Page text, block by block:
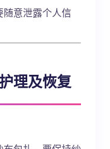
意泄露个人信
理及恢复